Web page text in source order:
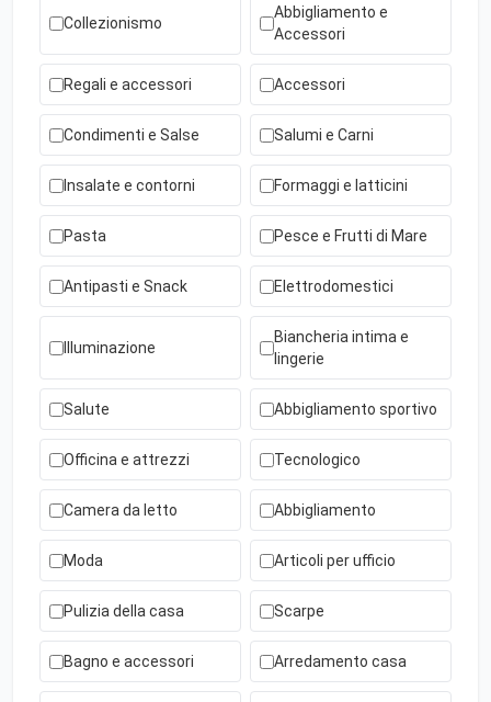
Collezionismo
Abbigliamento e
Accessori
Regali e accessori Accessori
Condimenti e Salse Salumi e Carni
Insalate e contorni Formaggi e latticini
Pasta Pesce e Frutti di Mare
Antipasti e Snack Elettrodomestici
Illuminazione
Biancheria intima e
lingerie
Salute Abbigliamento sportivo
Officina e attrezzi Tecnologico
Camera da letto Abbigliamento
Moda Articoli per ufficio
Pulizia della casa Scarpe
Bagno e accessori Arredamento casa